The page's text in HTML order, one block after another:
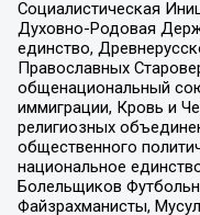
Социалистическая
Духовно-Родовая
единство,
Православных
общенациональный
иммиграции, Кровь и
религиозных
общественного
национальное
Болельщиков
Файзрахманисты,